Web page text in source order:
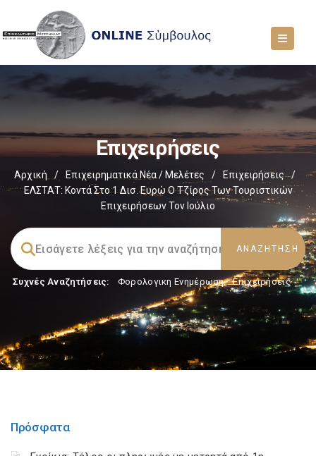
Επιχειρήσεις
Αρχική / Επιχειρηματικά Νέα / Μελέτες / Επιχειρήσεις
/
ΕΛΣΤΑΤ: Κοντά Στο 1 Δισ. Ευρώ Ο Τζίρος Των Τουριστικών
Επιχειρήσεων Τον Ιούλιο
Συχνές Αναζητήσεις: Φορολογικη Ενημέρωση, Επιχειρήσεις
Πρόσφατα